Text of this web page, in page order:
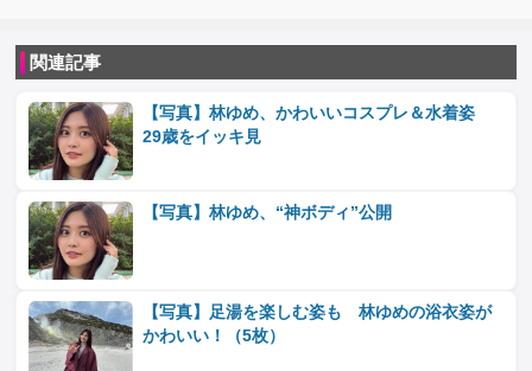
関連記事
【写真】林ゆめ、かわいいコスプレ＆水着姿
29歳をイッキ見
【写真】林ゆめ、“神ボディ”公開
【写真】足湯を楽しむ姿も 林ゆめの浴衣姿が
かわいい！（5枚）